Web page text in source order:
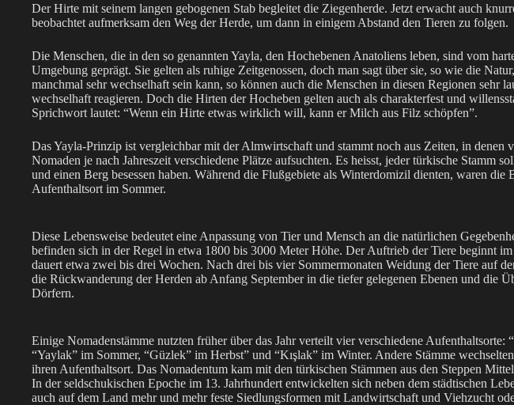
Der Hirte mit seinem langen gebogenen Stab begleitet die Ziegenherde. Jetzt erwacht auch
beobachtet aufmerksam den Weg der Herde, um dann in einigem Abstand den Tieren zu folgen.
Die Menschen, die in den so genannten Yayla, den Hochebenen Anatoliens leben, sind vom
Umgebung geprägt. Sie gelten als ruhige Zeitgenossen, doch man sagt über sie, so wie die
manchmal sehr wechselhaft sein kann, so können auch die Menschen in diesen Regionen sehr
wechselhaft reagieren. Doch die Hirten der Hocheben gelten auch als charakterfest und
Sprichwort lautet: “Wenn ein Hirte etwas wirklich will, kann er Milch aus Filz schöpfen”.
Das Yayla-Prinzip ist vergleichbar mit der Almwirtschaft und stammt noch aus Zeiten, in denen
Nomaden je nach Jahreszeit verschiedene Plätze aufsuchten. Es heisst, jeder türkische Stamm
und einen Berg besessen haben. Während die Flußgebiete als Winterdomizil dienten, waren die
Aufenthaltsort im Sommer.
Diese Lebensweise bedeutet eine Anpassung von Tier und Mensch an die natürlichen
befinden sich in der Regel in etwa 1800 bis 3000 Meter Höhe. Der Auftrieb der Tiere beginnt
dauert etwa zwei bis drei Wochen. Nach drei bis vier Sommermonaten Weidung der Tiere auf
die Rückwanderung der Herden ab Anfang September in die tiefer gelegenen Ebenen und die
Dörfern.
Einige Nomadenstämme nutzten früher über das Jahr verteilt vier verschiedene Aufenthaltsorte:
“Yaylak” im Sommer, “Güzlek” im Herbst” und “Kışlak” im Winter. Andere Stämme
ihren Aufenthaltsort. Das Nomadentum kam mit den türkischen Stämmen aus den Steppen
In der seldschukischen Epoche im 13. Jahrhundert entwickelten sich neben dem städtischen
auch auf dem Land mehr und mehr feste Siedlungsformen mit Landwirtschaft und Viehzucht